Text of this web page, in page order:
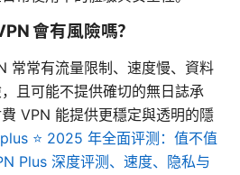
會有風險嗎？
常常有流量限制、速度慢、資料
且可能不提供確切的無日誌承
VPN 能提供更穩定與透明的隱
⭐ 2025 年全面评测：值不值
Plus 深度评测、速度、隐私与